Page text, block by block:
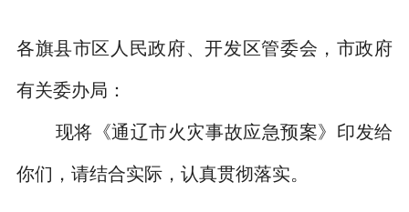
各旗县市区人民政府、开发区管委会，市政府
有关委办局：
现将《通辽市火灾事故应急预案》印发给
你们，请结合实际，认真贯彻落实。